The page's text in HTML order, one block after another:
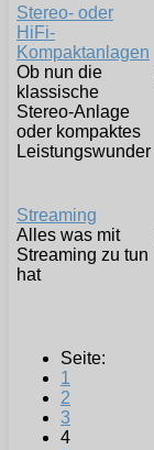
Stereo- oder
HiFi-
Kompaktanlagen
Ob nun die
klassische
Stereo-Anlage
oder kompaktes
Leistungswunder
Streaming
Alles was mit
Streaming zu tun
hat
Seite:
1
2
3
4